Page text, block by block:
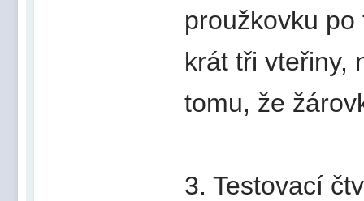
proužkovku
krát tři vteřiny,
tomu, že
3. Testovací